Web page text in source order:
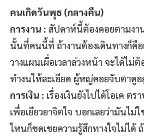
คนเกิดวันพุธ (กลางคืน)
การงาน : สัปดาห์นี้ต้องคอยตามงา
นั้นที่คนนี้ที่ ถ้างานต้องเดินทางก็คือ
วางแผนเผื่อเวลาล่วงหน้า จะได้ไม่
ทำงนให้ละเอียด ผู้หญ่คอยจับตาดู
การเงิน : เรื่องเงินยังไปได้โอเค ต
เพื่อเยียวยาจิตใจ บอกเลยว่ามันไม่
ไหนก็ชดเชยความรู้สึกทางใจไม่ได้